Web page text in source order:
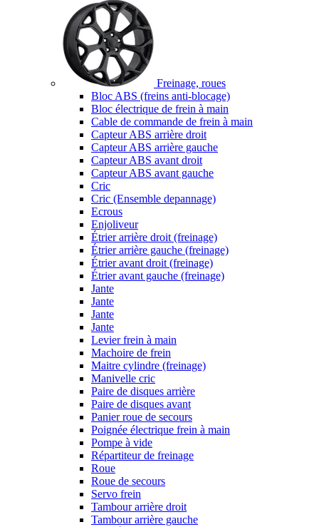
Freinage, roues
Bloc ABS (freins anti-blocage)
Bloc électrique de frein à main
Cable de commande de frein à main
Capteur ABS arrière droit
Capteur ABS arrière gauche
Capteur ABS avant droit
Capteur ABS avant gauche
Cric
Cric (Ensemble depannage)
Ecrous
Enjoliveur
Étrier arrière droit (freinage)
Étrier arrière gauche (freinage)
Étrier avant droit (freinage)
Étrier avant gauche (freinage)
Jante
Jante
Jante
Jante
Levier frein à main
Machoire de frein
Maitre cylindre (freinage)
Manivelle cric
Paire de disques arrière
Paire de disques avant
Panier roue de secours
Poignée électrique frein à main
Pompe à vide
Répartiteur de freinage
Roue
Roue de secours
Servo frein
Tambour arrière droit
Tambour arrière gauche